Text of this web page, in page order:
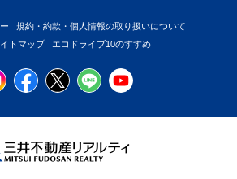
規約・約款・個人情報の取り扱いについて
トマップ エコドライブ10のすすめ